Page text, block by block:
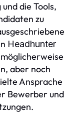
die Tools,
zu
Headhunter
aber noch
Ansprache
Bewerber und